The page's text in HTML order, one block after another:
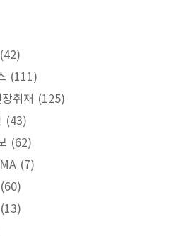
(42)
(111)
취재 (125)
(43)
(62)
(7)
(60)
(13)